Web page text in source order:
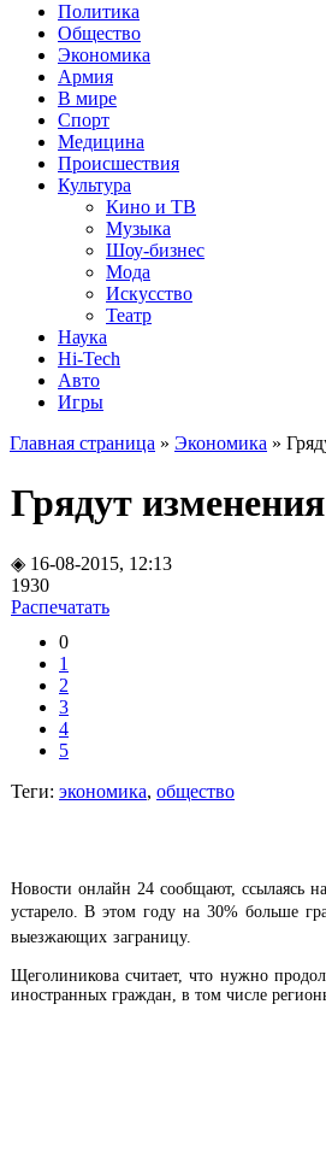
Политика
Общество
Экономика
Армия
В мире
Спорт
Медицина
Происшествия
Культура
Кино и ТВ
Музыка
Шоу-бизнес
Мода
Искусство
Театр
Наука
Hi-Tech
Авто
Игры
Главная страница » Экономика »
Грядут
◈ 16-08-2015, 12:13
1930
Распечатать
0
1
2
3
4
5
Теги: экономика, общество
Новости онлайн 24 сообщают, ссылаясь
устарело. Вэтом году на 30% больше
выезжающих заграницу.
Щеголиникова считает, что нужно
иностранных граждан, в том числе